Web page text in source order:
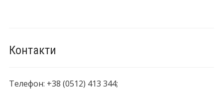
Контакти
Телефон: +38 (0512) 413 344;